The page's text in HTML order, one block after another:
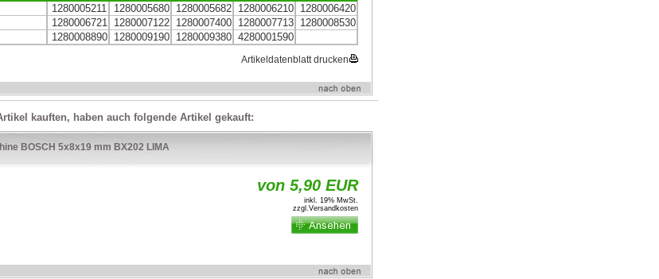
1280005211 1280005680 1280005682 1280006210 1280006420
1280006721 1280007122 1280007400 1280007713 1280008530
1280008890 1280009190 1280009380 4280001590
Artikeldatenblatt drucken
kauften, haben auch folgende Artikel gekauft:
BOSCH 5x8x19 mm BX202 LIMA
von 5,90 EUR
inkl. 19% MwSt.
zzgl.Versandkosten